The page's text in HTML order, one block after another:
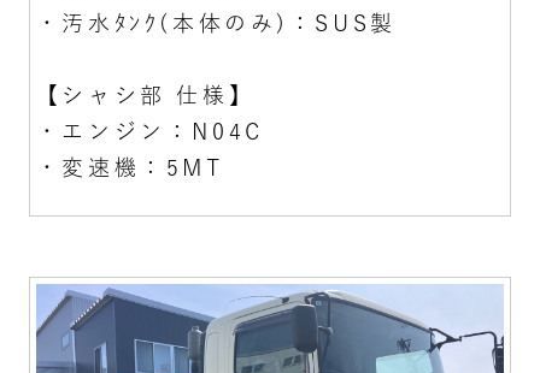
・汚水ﾀﾝｸ(本体のみ)：SUS製
【シャシ部 仕様】
・エンジン：N04C
・変速機：5MT